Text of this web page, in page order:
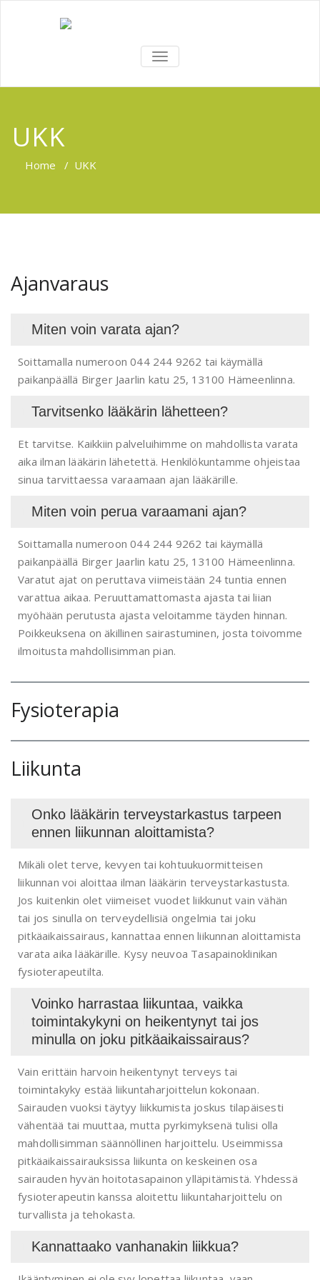
TOGGLE
UKK
Home / UKK
Ajanvaraus
Miten voin varata ajan?
Soittamalla numeroon 044 244 9262 tai käymällä
paikanpäällä Birger Jaarlin katu 25, 13100 Hämeenlinna.
Tarvitsenko lääkärin lähetteen?
Et tarvitse. Kaikkiin palveluihimme on mahdollista varata
aika ilman lääkärin lähetettä. Henkilökuntamme ohjeistaa
sinua tarvittaessa varaamaan ajan lääkärille.
Miten voin perua varaamani ajan?
Soittamalla numeroon 044 244 9262 tai käymällä
paikanpäällä Birger Jaarlin katu 25, 13100 Hämeenlinna.
Varatut ajat on peruttava viimeistään 24 tuntia ennen
varattua aikaa. Peruuttamattomasta ajasta tai liian
myöhään perutusta ajasta veloitamme täyden hinnan.
Poikkeuksena on äkillinen sairastuminen, josta toivomme
ilmoitusta mahdollisimman pian.
Fysioterapia
Liikunta
Onko lääkärin terveystarkastus tarpeen
ennen liikunnan aloittamista?
Mikäli olet terve, kevyen tai kohtuukuormitteisen
liikunnan voi aloittaa ilman lääkärin terveystarkastusta.
Jos kuitenkin olet viimeiset vuodet liikkunut vain vähän
tai jos sinulla on terveydellisiä ongelmia tai joku
pitkäaikaissairaus, kannattaa ennen liikunnan aloittamista
varata aika lääkärille. Kysy neuvoa Tasapainoklinikan
fysioterapeutilta.
Voinko harrastaa liikuntaa, vaikka
toimintakykyni on heikentynyt tai jos
minulla on joku pitkäaikaissairaus?
Vain erittäin harvoin heikentynyt terveys tai
toimintakyky estää liikuntaharjoittelun kokonaan.
Sairauden vuoksi täytyy liikkumista joskus tilapäisesti
vähentää tai muuttaa, mutta pyrkimyksenä tulisi olla
mahdollisimman säännöllinen harjoittelu. Useimmissa
pitkäaikaissairauksissa liikunta on keskeinen osa
sairauden hyvän hoitotasapainon ylläpitämistä. Yhdessä
fysioterapeutin kanssa aloitettu liikuntaharjoittelu on
turvallista ja tehokasta.
Kannattaako vanhanakin liikkua?